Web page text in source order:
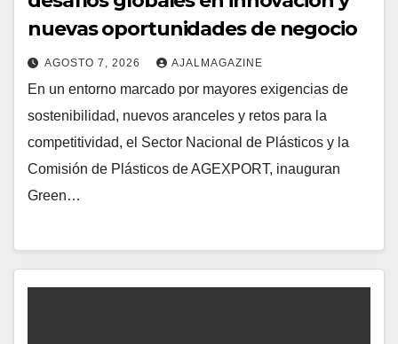
nuevas oportunidades de negocio
AGOSTO 7, 2026 AJALMAGAZINE
En un entorno marcado por mayores exigencias de
sostenibilidad, nuevos aranceles y retos para la
competitividad, el Sector Nacional de Plásticos y la
Comisión de Plásticos de AGEXPORT, inauguran
Green…